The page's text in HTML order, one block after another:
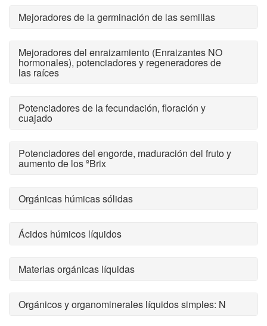
Mejoradores de la germinación de las semillas
Mejoradores del enraizamiento (Enraizantes NO
hormonales), potenciadores y regeneradores de
las raíces
Potenciadores de la fecundación, floración y
cuajado
Potenciadores del engorde, maduración del fruto y
aumento de los ºBrix
Orgánicas húmicas sólidas
Ácidos húmicos líquidos
Materias orgánicas líquidas
Orgánicos y organominerales líquidos simples: N